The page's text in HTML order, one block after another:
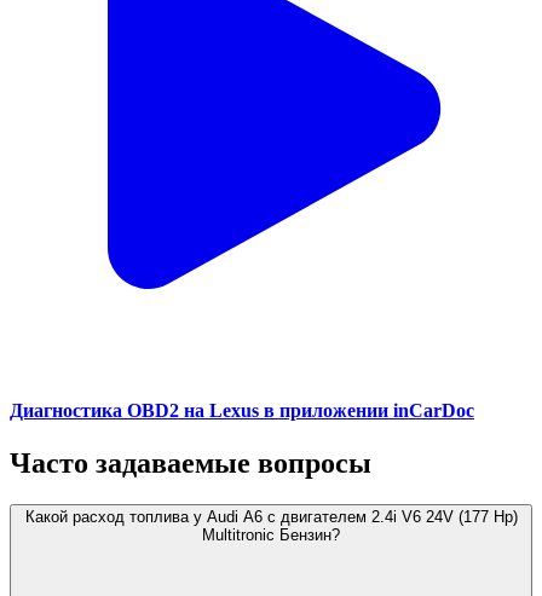
Диагностика OBD2 на Lexus в приложении inCarDoc
Часто задаваемые вопросы
Какой расход топлива у Audi A6 с двигателем 2.4i V6 24V (177 Hp)
Multitronic Бензин?